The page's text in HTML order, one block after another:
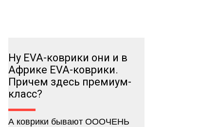
Ну EVA-коврики они и в
Африке EVA-коврики.
Причем здесь премиум-
класс?
А коврики бывают ОООЧЕНЬ